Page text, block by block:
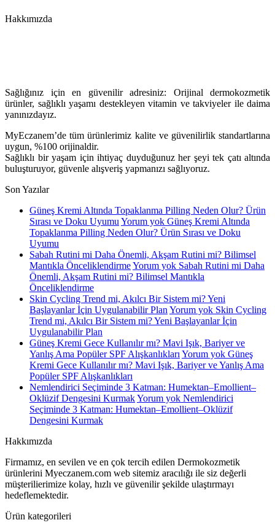
Hakkımızda
Sağlığınız için en güvenilir adresiniz: Orijinal dermokozmetik
ürünler, sağlıklı yaşamı destekleyen vitamin ve takviyeler ile daima
yanınızdayız.
MyEczanem’de tüm ürünlerimiz kalite ve güvenilirlik standartlarına
uygun, %100 orijinaldir.
Sağlıklı bir yaşam için ihtiyaç duyduğunuz her şeyi tek çatı altında
buluşturuyor, güvenle alışveriş yapmanızı sağlıyoruz.
Son Yazılar
Güneş Kremi Altında Topaklanma Pilling Neden Olur? Ürün
Sırası ve Doku Uyumu Yorum yok Güneş Kremi Altında
Topaklanma Pilling Neden Olur? Ürün Sırası ve Doku
Uyumu
Sabah Rutini mi Daha Önemli, Akşam Rutini mi? Bilimsel
Mantıkla ÖnceliklendirmeYorum yok Sabah Rutini mi Daha
Önemli, Akşam Rutini mi? Bilimsel Mantıkla
Önceliklendirme
Skin Cycling Trend mi, Akılcı Bir Sistem mi? Yeni
Başlayanlar İçin Uygulanabilir Plan Yorum yok Skin Cycling
Trend mi, Akılcı Bir Sistem mi? Yeni Başlayanlar İçin
Uygulanabilir Plan
Güneş Kremi Gece Kullanılır mı? Mavi Işık, Bariyer ve
Yanlış Ama Popüler SPF Alışkanlıkları Yorum yok Güneş
Kremi Gece Kullanılır mı? Mavi Işık, Bariyer ve Yanlış Ama
Popüler SPF Alışkanlıkları
Nemlendirici Seçiminde 3 Katman: Humektan–Emollient–
Oklüzif Dengesini KurmakYorum yok Nemlendirici
Seçiminde 3 Katman: Humektan–Emollient–Oklüzif
Dengesini Kurmak
Hakkımızda
Firmamız, en sevilen ve en çok tercih edilen Dermokozmetik
ürünlerini Myeczanem.com web sitemiz aracılığı ile siz değerli
müşterilierimize kolay, hızlı ve güvenilir şekilde ulaştırmayı
hedeflemektedir.
Ürün kategorileri